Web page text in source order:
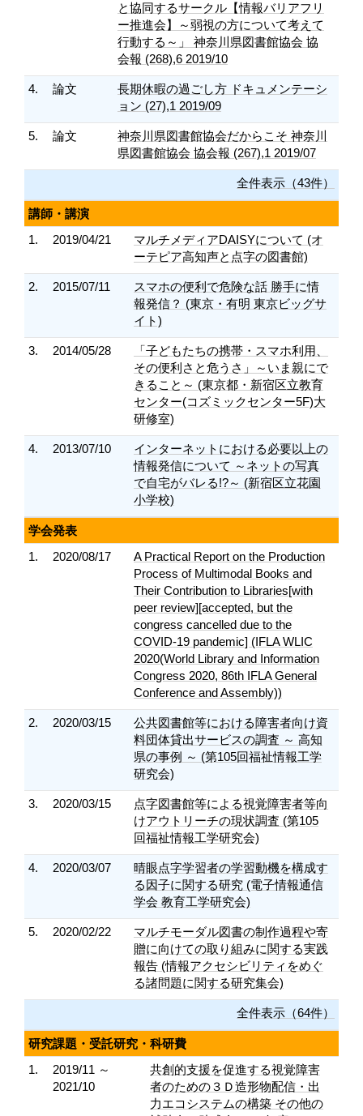
と協同するサークル【情報バリアフリ
ー推進会】～弱視の方について考えて
行動する～」 神奈川県図書館協会 協
会報 (268),6 2019/10
4. 論文
長期休暇の過ごし方 ドキュメンテーシ
ョン (27),1 2019/09
5. 論文
神奈川県図書館協会だからこそ 神奈川
県図書館協会 協会報 (267),1 2019/07
全件表示（43件）
講師・講演
1.
2019/04/21
マルチメディアDAISYについて (オ
ーテピア高知声と点字の図書館)
2. 2015/07/11
スマホの便利で危険な話 勝手に情
報発信？ (東京・有明 東京ビッグサ
イト)
3. 2014/05/28
「子どもたちの携帯・スマホ利用、
その便利さと危うさ」～いま親にで
きること～ (東京都・新宿区立教育
センター(コズミックセンター5F)大
研修室)
4. 2013/07/10
インターネットにおける必要以上の
情報発信について ～ネットの写真
で自宅がバレる!?～ (新宿区立花園
小学校)
学会発表
1.
2020/08/17
A Practical Report on the Production
Process of Multimodal Books and
Their Contribution to Libraries[with
peer review][accepted, but the
congress cancelled due to the
COVID-19 pandemic] (IFLA WLIC
2020(World Library and Information
Congress 2020, 86th IFLA General
Conference and Assembly))
2. 2020/03/15
公共図書館等における障害者向け資
料団体貸出サービスの調査 ～ 高知
県の事例 ～ (第105回福祉情報工学
研究会)
3. 2020/03/15
点字図書館等による視覚障害者等向
けアウトリーチの現状調査 (第105
回福祉情報工学研究会)
4. 2020/03/07
晴眼点字学習者の学習動機を構成す
る因子に関する研究 (電子情報通信
学会 教育工学研究会)
5. 2020/02/22
マルチモーダル図書の制作過程や寄
贈に向けての取り組みに関する実践
報告 (情報アクセシビリティをめぐ
る諸問題に関する研究集会)
全件表示（64件）
研究課題・受託研究・科研費
1.
2019/11 ～
2021/10
共創的支援を促進する視覚障害
者のための３Ｄ造形物配信・出
力エコシステムの構築 その他の